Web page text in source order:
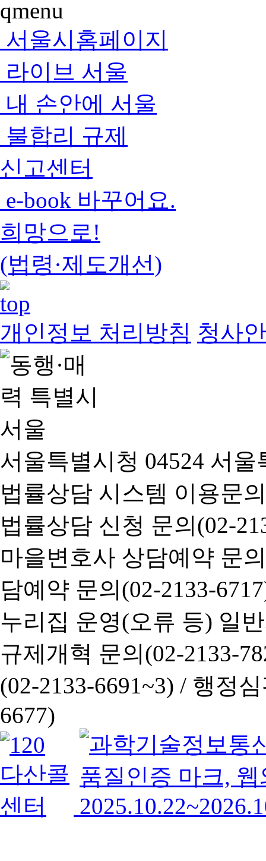
서울시홈페이지
라이브 서울
내 손안에 서울
불합리 규제
신고센터
e-book 바꾸어요.
희망으로!
(법령·제도개선)
개인정보 처리방침 청사
서울특별시청 04524 서
법률상담 시스템 이용문
법률상담 신청 문의(02-
마을변호사 상담예약 문
담예약 문의(02-2133-
누리집 운영(오류 등) 일
규제개혁 문의(02-2133-
(02-2133-6691~3) / 행정심
6677)